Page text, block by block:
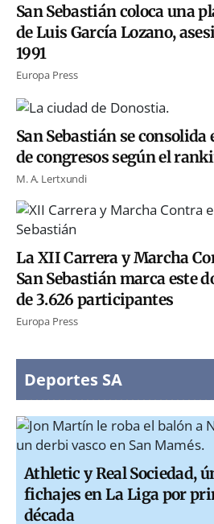
San Sebastián coloca una
de Luis García Lozano,
1991
Europa Press
San Sebastián se consolida
de congresos según el
M. A. Lertxundi
La XII Carrera y Marcha
San Sebastián marca este
de 3.626 participantes
Europa Press
Deportes SA
Athletic y Real Sociedad,
fichajes en La Liga por
década